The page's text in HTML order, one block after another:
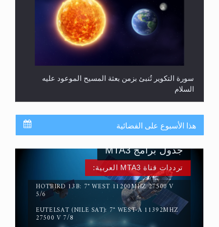
سورة التكوير تُنبئ بزمن بعثة المسيح الموعود عليه
السلام
حقيقة المسيح الدجال
هذا الأسبوع على الفضائية
ترددات قناة MTA3 العربية:
HOTBIRD 13B: 7° WEST 11200MHZ 27500 V
5/6
EUTELSAT (NILE SAT): 7° WEST-A 11392MHZ
27500 V 7/8
جدول برامج MTA3